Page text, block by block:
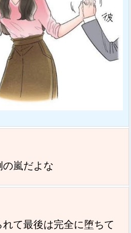
の嵐だよな
て最後は完全に堕ちて